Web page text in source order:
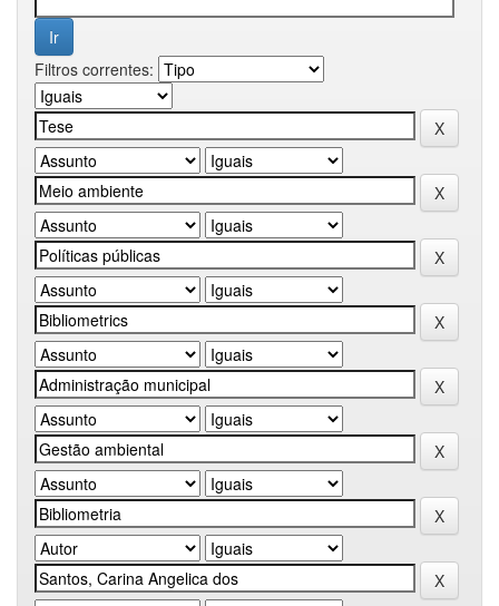
Filtros correntes: